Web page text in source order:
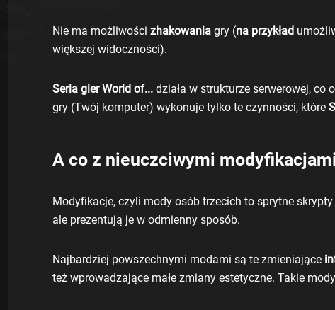
Nie ma możliwościzhakowania gry (na przykład
większej widoczności).
Seria gierWorld of... działa w strukturze serwerowej, co
gry (Twój komputer) wykonuje tylko te czynności, które
A co z nieuczciwymi
Modyfikacje, czyli mody osób trzecich to sprytne skrypty
ale prezentują je w odmienny sposób.
Najbardziej powszechnymi modami są te zmieniające
też wprowadzające małe zmiany estetyczne. Takie